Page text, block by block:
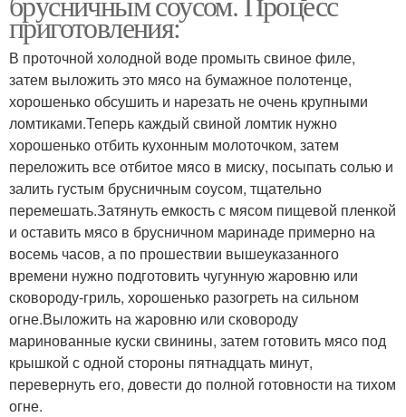
приготовления:
В проточной холодной воде промыть свиное филе,
затем выложить это мясо на бумажное полотенце,
хорошенько обсушить и нарезать не очень крупными
ломтиками.Теперь каждый свиной ломтик нужно
хорошенько отбить кухонным молоточком, затем
переложить все отбитое мясо в миску, посыпать солью и
залить густым брусничным соусом, тщательно
перемешать.Затянуть емкость с мясом пищевой пленкой
и оставить мясо в брусничном маринаде примерно на
восемь часов, а по прошествии вышеуказанного
времени нужно подготовить чугунную жаровню или
сковороду-гриль, хорошенько разогреть на сильном
огне.Выложить на жаровню или сковороду
маринованные куски свинины, затем готовить мясо под
крышкой с одной стороны пятнадцать минут,
перевернуть его, довести до полной готовности на тихом
огне.